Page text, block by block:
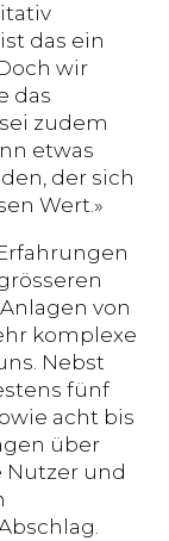
das ein
wir
das
zudem
etwas
der sich
Wert.»
von
komplexe
Nebst
fünf
acht bis
über
Nutzer und